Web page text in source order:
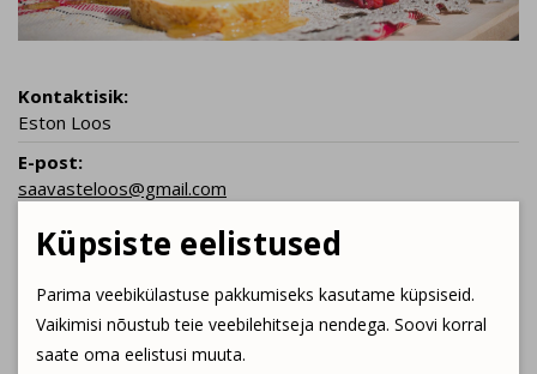
Küpsiste eelistused
Parima veebikülastuse pakkumiseks kasutame küpsiseid.
Vaikimisi nõustub teie veebilehitseja nendega. Soovi korral
saate oma eelistusi muuta.
Kontaktisik:
Eston Loos
E-post:
saavasteloos@gmail.com
Kontakttelefon:
+372 522 5142
Saavaste & Loos´i mesindustalu Valgamaal Hummulis on
eriline talu eriliste mesinikega. Pühendunud pererahvas